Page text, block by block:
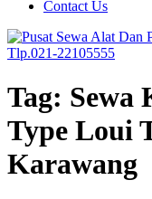
Contact Us
Tag: Sewa
Type Loui
Karawang